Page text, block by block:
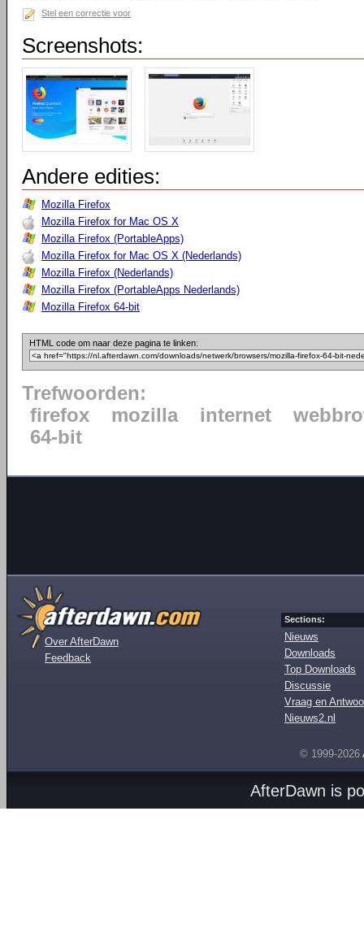
Stel een correctie voor
Screenshots:
Andere edities:
Mozilla Firefox
Mozilla Firefox for Mac OS X
Mozilla Firefox (PortableApps)
Mozilla Firefox for Mac OS X (Nederlands)
Mozilla Firefox (Nederlands)
Mozilla Firefox (PortableApps Nederlands)
Mozilla Firefox 64-bit
HTML code om naar deze pagina te linken:
Trefwoorden:
firefox
mozilla internet
64-bit
Over AfterDawn
Feedback
Sections:
Nieuws
Downloads
Top Downloads
Discussie
Vraag en
Nieuws2.nl
© 1999-2026
AfterDawn is